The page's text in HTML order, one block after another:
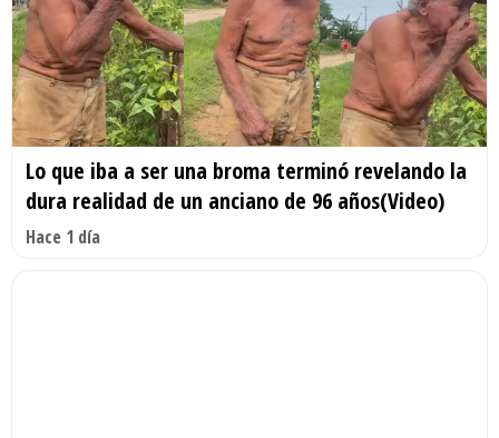
Lo que iba a ser una broma terminó revelando la
dura realidad de un anciano de 96 años(Video)
Hace 1 día